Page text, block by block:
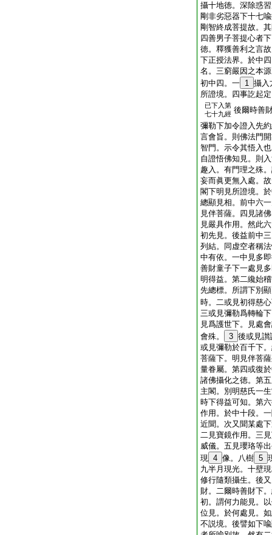
攝十地徳。深除惑
剛非劣惡器下十七
剛智終成菩提故。
四善男子菩提心者
徳。釋獲善利之言
下正授法界。於中
名。三窮嚴因之本
初中四。 一 1 攝入
所證境。四事訖起
已下入第
七十九經 後爾時善
彌勒下加令證入先
言會旨。則佛法門
智門。示令其悟入
自證悟佛知見。則
趣入。有門理之殊
妄而眞更無入處。
閣下明見所證境。
總顯見相。前中六
見伴菩薩。四見諸
見嚴具作用。然此
初先見。後益前中
列結。同虚空者稱
中有依。一中見多
善財童子下一處見
明得益。第二纔始
先總標。所謂下別
時。二或見初得慈
三或見彌勒爲轉輪
見爲護世下。見處
會殊。
3 後或見讃
或見彌勒於百千下
菩薩下。明見伴菩
量眷屬。第四或復
諸佛攝化之徳。第
主閣。別明慈氏一
時下得益可知。第
作用。於中十段。
近聞。次又聞某處
二見寶鏡作用。三
威儀。五見瓔珞等
現 4 像。八樹 5
九半月現光。十壁
修行隨類攝生。後
財。二爾時善財下
初。謂何力能見。
位見。於何處見。
不説境。後譬如下